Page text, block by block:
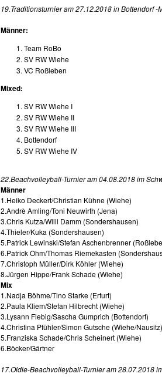
19.Traditionsturnier am 27.12.2018 in Bottendorf -
Männer:
Team RoBo
SV RW Wiehe
VC Roßleben
Mixed:
SV RW Wiehe I
SV RW Wiehe II
SV RW Wiehe III
Bottendorf
SV RW Wiehe IV
22.Beachvolleyball-Turnier am 04.08.2018 im
Männer
1.Heiko Deckert/Christian Kühne (Wiehe)
2.Andrè Amling/Toni Neuwirth (Jena)
3.Chris Kutza/Willi Damm (Sondershausen)
4.Thieler/Kuka (Sondershausen)
5.Patrick Lewinski/Stefan Aschenbrenner
6.Patrick Ohm/Thomas Riemekasten
7.Christoph Müller/Dirk Köhler (Wiehe)
8.Jürgen Hippe/Frank Schade (Wiehe)
Mix
1.Nadja Böhme/Tino Starke (Erfurt)
2.Paula Kliem/Stefan Hilbrecht (Wiehe)
3.Lysann Fiebig/Sascha Gumprich (Bottendorf)
4.Christina Pfühler/Simon Gutsche (Wiehe/Nausitz)
5.Franziska Schade/Chris Scheinert (Wiehe)
6.Böcker/Gärtner
17.Oldie-Beachvolleyball-Turnier am 28.07.2018